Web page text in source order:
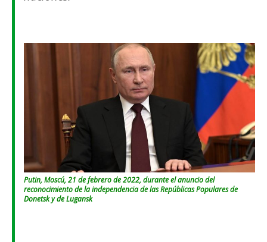
Putin, Moscú, 21 de febrero de 2022, durante el anuncio del
reconocimiento de la independencia de las Repúblicas Populares de
Donetsk y de Lugansk